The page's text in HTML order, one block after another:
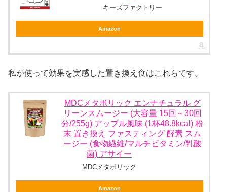
キーズファクトリー
Amazon
私が使って効果を実感した置き換え食はこれらです。
MDCメタボリック エンナチュラル グ
リーンスムージー (大容量 15回～30回
分/255g) アップル風味 (1杯48.8kcal) 粉
末 置き換え ファスティング 酵素 スム
ージー (食物繊維/マルチビタミン/乳酸
菌) アサイー
MDCメタボリック
Amazon